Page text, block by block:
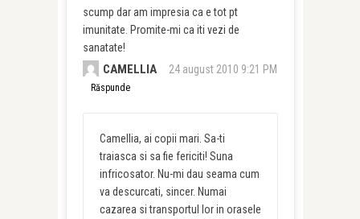
scump dar am impresia ca e tot pt
imunitate. Promite-mi ca iti vezi de
sanatate!
CAMELLIA 24 august 2010 9:21 PM
Răspunde
Camellia, ai copii mari. Sa-ti
traiasca si sa fie fericiti! Suna
infricosator. Nu-mi dau seama cum
va descurcati, sincer. Numai
cazarea si transportul lor in orasele